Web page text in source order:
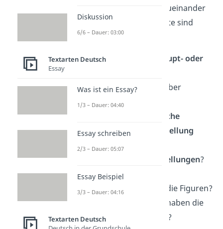
welche Beziehung sie zueinander
haben. Folgende Aspekte sind
dabei interessant:
Sind die Figuren
Haupt- oder
Erfährst du etwas über
ihrAussehen
Beruf/welche
gesellschaftliche Stellung
haben sie?
Einstellungen?
Wünsche?
Wie verhalten
sich die Figuren?
haben die
Figuren zueinander?
Diskussion
6/6 – Dauer: 03:00
Textarten Deutsch
Essay
Was ist ein Essay?
1/3 – Dauer: 04:40
Essay schreiben
2/3 – Dauer: 05:07
Essay Beispiel
3/3 – Dauer: 04:16
Textarten Deutsch